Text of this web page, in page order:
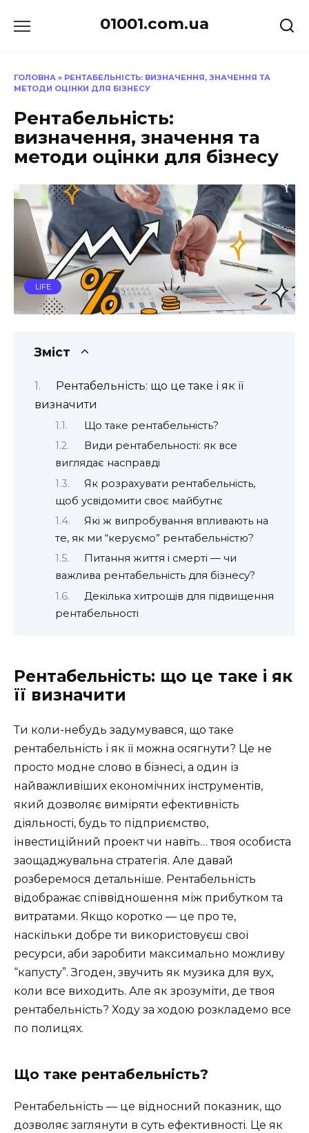
до
01001.com.ua
ГОЛОВНА » РЕНТАБЕЛЬНІСТЬ: ВИЗНАЧЕННЯ, ЗНАЧЕННЯ ТА
МЕТОДИ ОЦІНКИ ДЛЯ БІЗНЕСУ
Рентабельність:
визначення, значення та
методи оцінки для бізнесу
LIFE
Зміст
Рентабельність: що це таке і як її
визначити
Що таке рентабельність?
Види рентабельності: як все
виглядає насправді
Як розрахувати рентабельність,
щоб усвідомити своє майбутнє
Які ж випробування впливають на
те, як ми “керуємо” рентабельністю?
Питання життя і смерті — чи
важлива рентабельність для бізнесу?
Декілька хитрощів для підвищення
рентабельності
Рентабельність: що це таке і як
її визначити
Ти коли-небудь задумувався, що таке
рентабельність і як її можна осягнути? Це не
просто модне слово в бізнесі, а один із
найважливіших економічних інструментів,
який дозволяє виміряти ефективність
діяльності, будь то підприємство,
інвестиційний проект чи навіть… твоя особиста
заощаджувальна стратегія. Але давай
розберемося детальніше. Рентабельність
відображає співвідношення між прибутком та
витратами. Якщо коротко — це про те,
наскільки добре ти використовуєш свої
ресурси, аби заробити максимально можливу
“капусту”. Згоден, звучить як музика для вух,
коли все виходить. Але як зрозуміти, де твоя
рентабельність? Ходу за ходою розкладемо все
по полицях.
Що таке рентабельність?
Рентабельність — це відносний показник, що
дозволяє заглянути в суть ефективності. Це як